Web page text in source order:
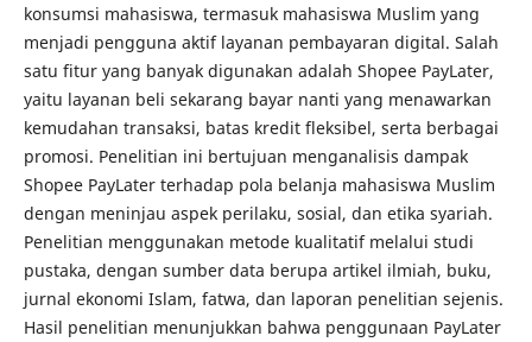
konsumsi mahasiswa, termasuk mahasiswa Muslim yang
menjadi pengguna aktif layanan pembayaran digital. Salah
satu fitur yang banyak digunakan adalah Shopee PayLater,
yaitu layanan beli sekarang bayar nanti yang menawarkan
kemudahan transaksi, batas kredit fleksibel, serta berbagai
promosi. Penelitian ini bertujuan menganalisis dampak
Shopee PayLater terhadap pola belanja mahasiswa Muslim
dengan meninjau aspek perilaku, sosial, dan etika syariah.
Penelitian menggunakan metode kualitatif melalui studi
pustaka, dengan sumber data berupa artikel ilmiah, buku,
jurnal ekonomi Islam, fatwa, dan laporan penelitian sejenis.
Hasil penelitian menunjukkan bahwa penggunaan PayLater